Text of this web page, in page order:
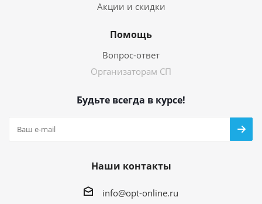
Акции и скидки
Помощь
Вопрос-ответ
Организаторам СП
Будьте всегда в курсе!
Наши контакты
info@opt-online.ru